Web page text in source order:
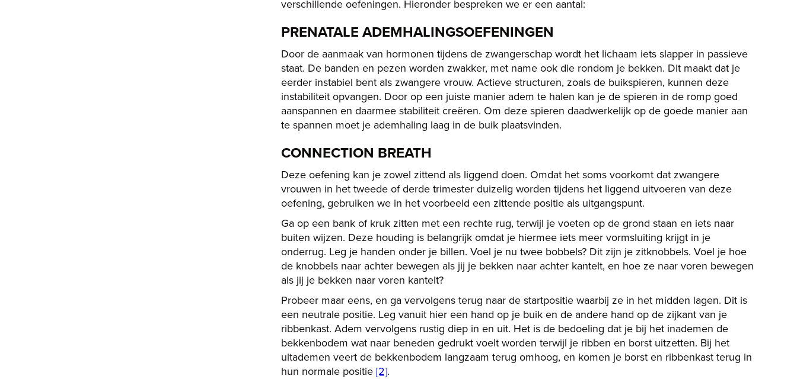
verschillende oefeningen. Hieronder bespreken we er een aantal:
PRENATALE ADEMHALINGSOEFENINGEN
Door de aanmaak van hormonen tijdens de zwangerschap wordt het lichaam iets slapper in passieve
staat. De banden en pezen worden zwakker, met name ook die rondom je bekken. Dit maakt dat je
eerder instabiel bent als zwangere vrouw. Actieve structuren, zoals de buikspieren, kunnen deze
instabiliteit opvangen. Door op een juiste manier adem te halen kan je de spieren in de romp goed
aanspannen en daarmee stabiliteit creëren. Om deze spieren daadwerkelijk op de goede manier aan
te spannen moet je ademhaling laag in de buik plaatsvinden.
CONNECTION BREATH
Deze oefening kan je zowel zittend als liggend doen. Omdat het soms voorkomt dat zwangere
vrouwen in het tweede of derde trimester duizelig worden tijdens het liggend uitvoeren van deze
oefening, gebruiken we in het voorbeeld een zittende positie als uitgangspunt.
Ga op een bank of kruk zitten met een rechte rug, terwijl je voeten op de grond staan en iets naar
buiten wijzen. Deze houding is belangrijk omdat je hiermee iets meer vormsluiting krijgt in je
onderrug. Leg je handen onder je billen. Voel je nu twee bobbels? Dit zijn je zitknobbels. Voel je hoe
de knobbels naar achter bewegen als jij je bekken naar achter kantelt, en hoe ze naar voren bewegen
als jij je bekken naar voren kantelt?
Probeer maar eens, en ga vervolgens terug naar de startpositie waarbij ze in het midden lagen. Dit is
een neutrale positie. Leg vanuit hier een hand op je buik en de andere hand op de zijkant van je
ribbenkast. Adem vervolgens rustig diep in en uit. Het is de bedoeling dat je bij het inademen de
bekkenbodem wat naar beneden gedrukt voelt worden terwijl je ribben en borst uitzetten. Bij het
uitademen veert de bekkenbodem langzaam terug omhoog, en komen je borst en ribbenkast terug in
hun normale positie [2].